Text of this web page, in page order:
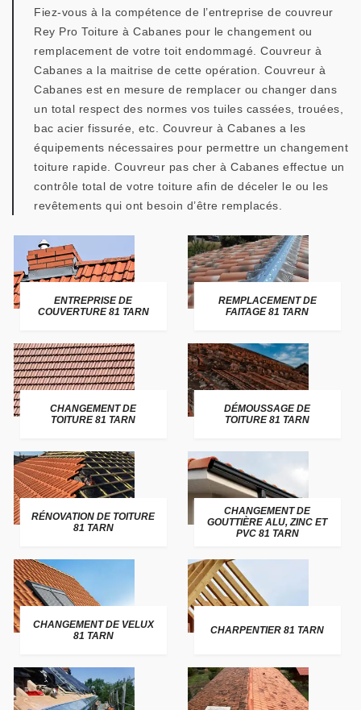
Fiez-vous à la compétence de l’entreprise de couvreur
Rey Pro Toiture à Cabanes pour le changement ou
remplacement de votre toit endommagé. Couvreur à
Cabanes a la maitrise de cette opération. Couvreur à
Cabanes est en mesure de remplacer ou changer dans
un total respect des normes vos tuiles cassées, trouées,
bac acier fissurée, etc. Couvreur à Cabanes a les
équipements nécessaires pour permettre un changement
toiture rapide. Couvreur pas cher à Cabanes effectue un
contrôle total de votre toiture afin de déceler le ou les
revêtements qui ont besoin d’être remplacés.
ENTREPRISE DE
COUVERTURE 81 TARN
REMPLACEMENT DE
FAITAGE 81 TARN
CHANGEMENT DE
TOITURE 81 TARN
DÉMOUSSAGE DE
TOITURE 81 TARN
RÉNOVATION DE TOITURE
81 TARN
CHANGEMENT DE
GOUTTIÈRE ALU, ZINC ET
PVC 81 TARN
CHANGEMENT DE VELUX
81 TARN
CHARPENTIER 81 TARN